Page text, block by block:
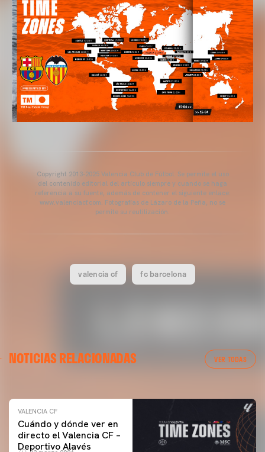
Copyright 2013-2025 Valencia Club de Fútbol. Se permite el uso
del contenido editorial del artículo siempre y cuando se haga
referencia a su fuente, además de contener el siguiente enlace:
www.valenciacf.com. Fotografías de Lázaro de la Peña, no se
permite su reutilización.
valencia cf fc barcelona
NOTICIAS RELACIONADAS VER TODAS
ENTRENAMIENTO DEL VALENCIA CF 04/03/26
VALENCIA CF
Cuándo y dónde ver en
directo el Valencia CF –
Deportivo Alavés